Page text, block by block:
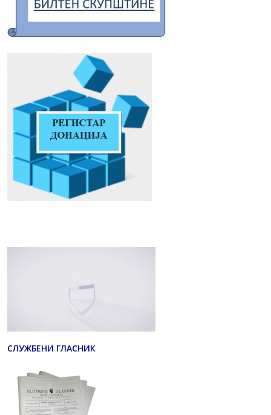
СЛУЖБЕНИ ГЛАСНИК